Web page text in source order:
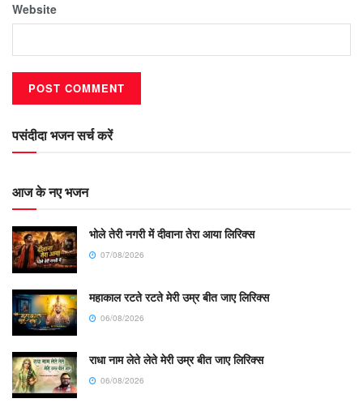
Website
पसंदीदा भजन सर्च करें
आज के नए भजन
भोले तेरी नगरी में दीवाना तेरा आया लिरिक्स
07/08/2026
महाकाल रटते रटते मेरी उम्र बीत जाए लिरिक्स
06/08/2026
राधा नाम लेते लेते मेरी उम्र बीत जाए लिरिक्स
06/08/2026